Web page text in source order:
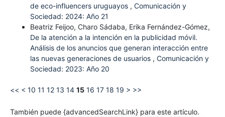
de eco-influencers uruguayos , Comunicación y
Sociedad: 2024: Año 21
Beatriz Feijoo, Charo Sádaba, Erika Fernández-Gómez,
De la atención a la intención en la publicidad móvil.
Análisis de los anuncios que generan interacción entre
las nuevas generaciones de usuarios , Comunicación y
Sociedad: 2023: Año 20
<< < 10 11 12 13 14 15 16 17 18 19 > >>
También puede {advancedSearchLink} para este artículo.